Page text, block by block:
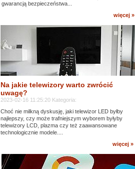
gwarancją bezpieczeństwa...
więcej »
Na jakie telewizory warto zwrócić
uwagę?
2023-02-16 11:25:20 Kategoria:
Choć nie milkną dyskusję, jaki telewizor LED byłby
najlepszy, czy może trafniejszym wyborem byłyby
telewizory LCD, plazma czy też zaawansowane
technologicznie modele....
więcej »